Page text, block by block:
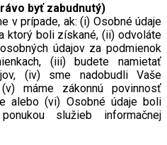
byť zabudnutý)
v prípade, ak: (i) Osobné údaje
ktorý boli získané, (ii) odvoláte
údajov za podmienok
(iii) budete namietať
(iv) sme nadobudli Vaše
máme zákonnú povinnosť
alebo (vi) Osobné údaje boli
služieb informačnej